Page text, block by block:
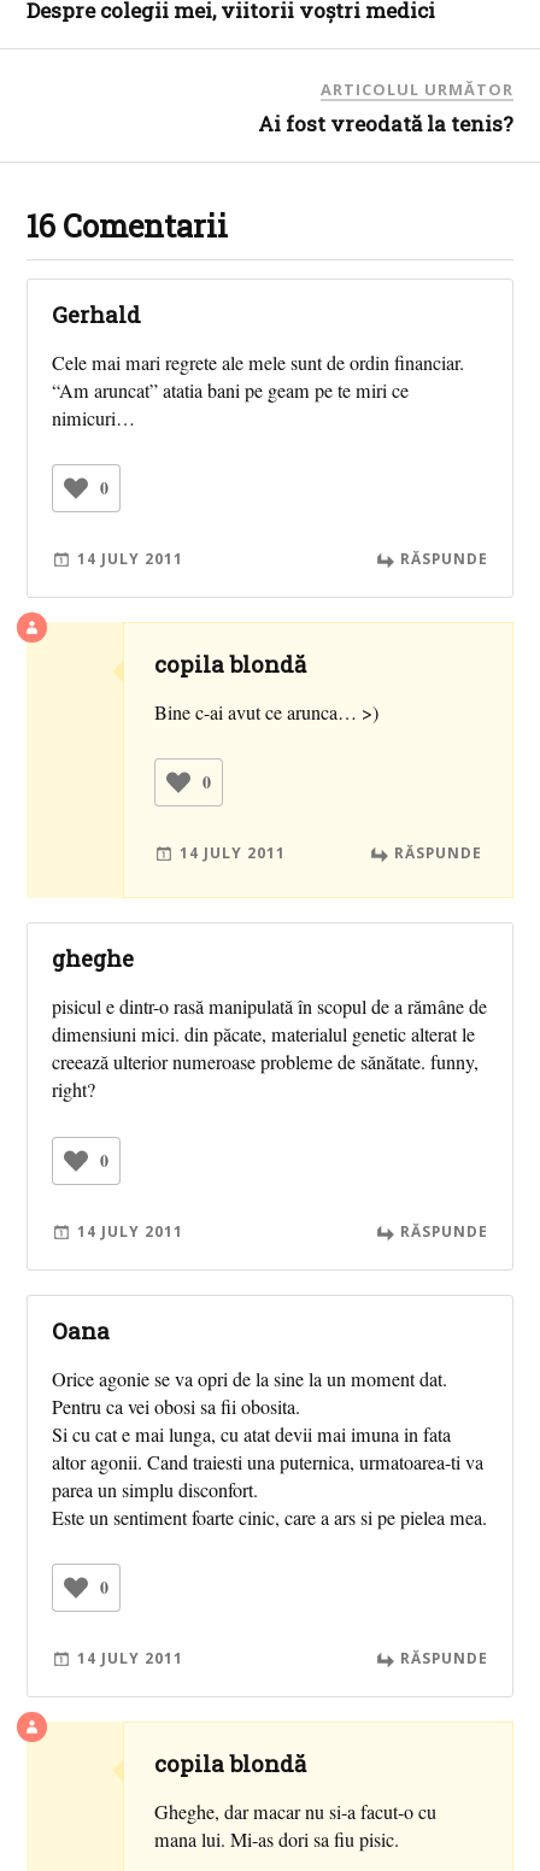
Despre colegii mei, viitorii voştri medici
ARTICOLUL URMĂTOR
Ai fost vreodată la tenis?
16 Comentarii
Gerhald
Cele mai mari regrete ale mele sunt de ordin financiar.
“Am aruncat” atatia bani pe geam pe te miri ce
nimicuri…
0
14 JULY 2011 RĂSPUNDE
copila blondă
Bine c-ai avut ce arunca… >)
0
14 JULY 2011 RĂSPUNDE
gheghe
pisicul e dintr-o rasă manipulată în scopul de a rămâne de
dimensiuni mici. din păcate, materialul genetic alterat le
creează ulterior numeroase probleme de sănătate. funny,
right?
0
14 JULY 2011 RĂSPUNDE
Oana
Orice agonie se va opri de la sine la un moment dat.
Pentru ca vei obosi sa fii obosita.
Si cu cat e mai lunga, cu atat devii mai imuna in fata
altor agonii. Cand traiesti una puternica, urmatoarea-ti va
parea un simplu disconfort.
Este un sentiment foarte cinic, care a ars si pe pielea mea.
0
14 JULY 2011 RĂSPUNDE
copila blondă
Gheghe, dar macar nu si-a facut-o cu
mana lui. Mi-as dori sa fiu pisic.